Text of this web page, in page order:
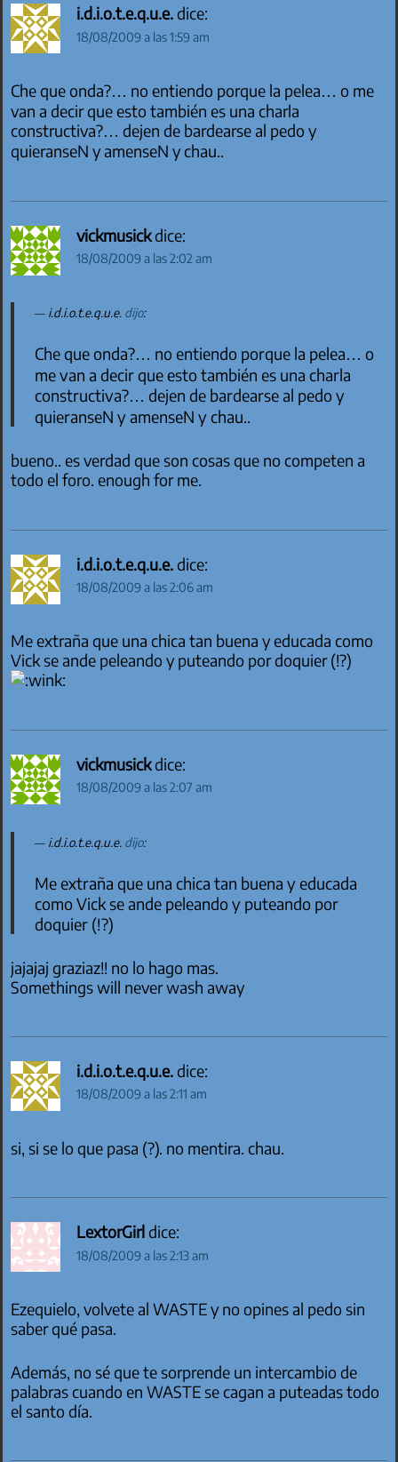
i.d.i.o.t.e.q.u.e.dice:
18/08/2009 a las 1:59 am
Che que onda?… no entiendo porque la pelea… o me
van a decir que esto también es una charla
constructiva?… dejen de bardearse al pedo y
quieranseN y amenseN y chau..
vickmusickdice:
18/08/2009 a las 2:02 am
i.d.i.o.t.e.q.u.e. dijo:
Che que onda?… no entiendo porque la pelea… o
me van a decir que esto también es una charla
constructiva?… dejen de bardearse al pedo y
quieranseN y amenseN y chau..
bueno.. es verdad que son cosas que no competen a
todo el foro. enough for me.
i.d.i.o.t.e.q.u.e.dice:
18/08/2009 a las 2:06 am
Me extraña que una chica tan buena y educada como
Vick se ande peleando y puteando por doquier (!?)
vickmusickdice:
18/08/2009 a las 2:07 am
i.d.i.o.t.e.q.u.e. dijo:
Me extraña que una chica tan buena y educada
como Vick se ande peleando y puteando por
doquier (!?)
jajajaj graziaz!! no lo hago mas.
Somethings will never wash away
i.d.i.o.t.e.q.u.e.dice:
18/08/2009 a las 2:11 am
si, si se lo que pasa (?). no mentira. chau.
LextorGirl dice:
18/08/2009 a las 2:13 am
Ezequielo, volvete al WASTE y no opines al pedo sin
saber qué pasa.
Además, no sé que te sorprende un intercambio de
palabras cuando en WASTE se cagan a puteadas todo
el santo día.